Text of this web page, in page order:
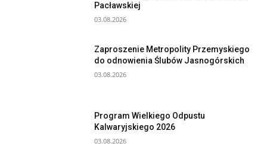
Pacławskiej
03.08.2026
Zaproszenie Metropolity Przemyskiego
do odnowienia Ślubów Jasnogórskich
03.08.2026
Program Wielkiego Odpustu
Kalwaryjskiego 2026
03.08.2026